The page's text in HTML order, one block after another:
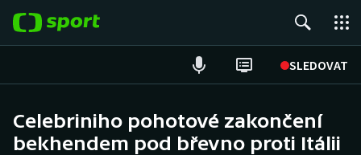
SLEDOVAT
Hokej
Celebriniho pohotové zakončení
bekhendem pod břevno proti Itálii